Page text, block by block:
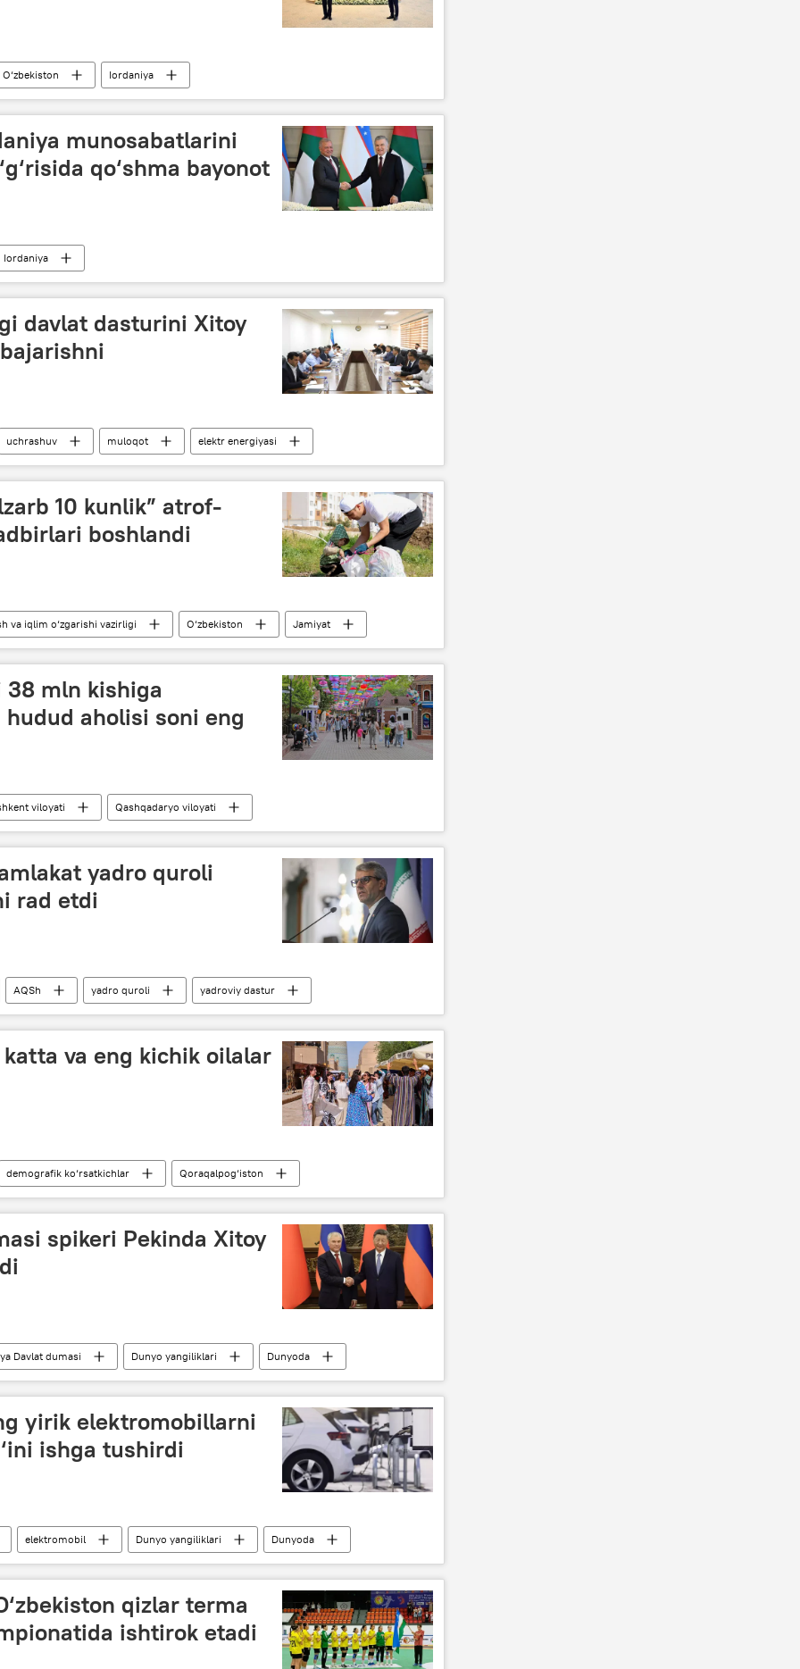
O‘zbekiston Iordaniya
munosabatlarini
qo‘shma bayonot
Iordaniya
davlat dasturini Xitoy
uchrashuv muloqot
elektr energiyasi
10 kunlik” atrof-
boshlandi
va iqlim o‘zgarishi vazirligi O‘zbekiston Jamiyat
38 mln kishiga
aholisi soni eng
viloyati
Qashqadaryo viloyati
Samarqand viloyati
Namangan viloyati
yadro quroli
rad etdi
AQSh yadro quroli
yadroviy dastur
katta va eng kichik oilalar
demografik ko‘rsatkichlar
Qoraqalpog‘iston
spikeri Pekinda Xitoy
Davlat dumasi Dunyo yangiliklari
Dunyoda
yirik elektromobillarni
ishga tushirdi
elektromobil Dunyo yangiliklari Dunyoda
qizlar terma
ishtirok etadi